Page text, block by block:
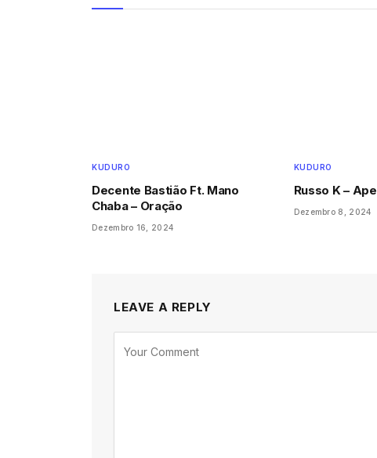
KUDURO
Decente Bastião Ft. Mano
Chaba – Oração
Dezembro 16, 2024
KUDURO
Russo K –
Dezembro 8, 2024
LEAVE A REPLY